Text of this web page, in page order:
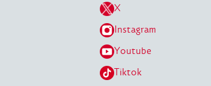
X
Instagram
Youtube
Tiktok